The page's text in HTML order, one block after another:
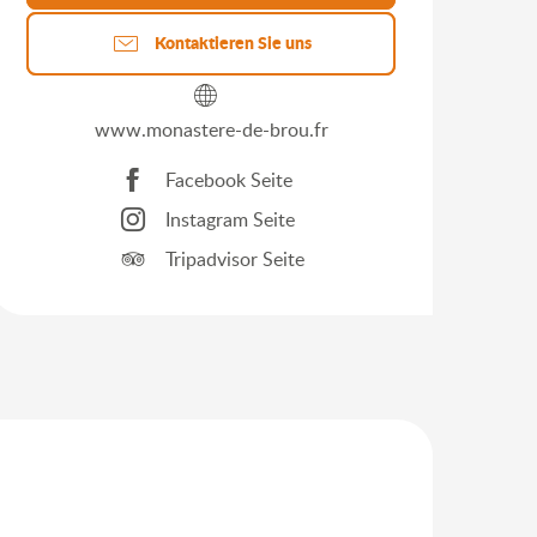
Kontaktieren Sie uns
www.monastere-de-brou.fr
Facebook Seite
Instagram Seite
Tripadvisor Seite